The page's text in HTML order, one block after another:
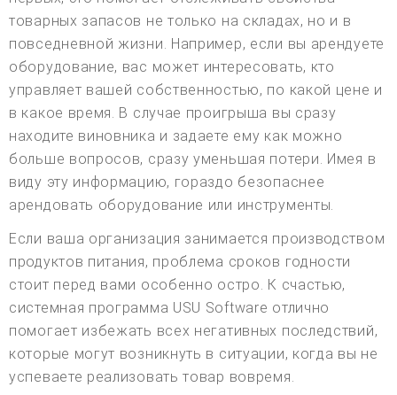
товарных запасов не только на складах, но и в
повседневной жизни. Например, если вы арендуете
оборудование, вас может интересовать, кто
управляет вашей собственностью, по какой цене и
в какое время. В случае проигрыша вы сразу
находите виновника и задаете ему как можно
больше вопросов, сразу уменьшая потери. Имея в
виду эту информацию, гораздо безопаснее
арендовать оборудование или инструменты.
Если ваша организация занимается производством
продуктов питания, проблема сроков годности
стоит перед вами особенно остро. К счастью,
системная программа USU Software отлично
помогает избежать всех негативных последствий,
которые могут возникнуть в ситуации, когда вы не
успеваете реализовать товар вовремя.